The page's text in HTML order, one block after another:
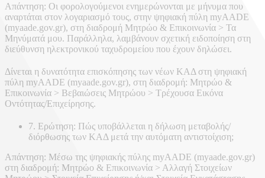
Απάντηση: Οι φορολογούμενοι ενημερώνονται με μήνυμα που
αναρτάται στον λογαριασμό τους, στην ψηφιακή πύλη myAADE
(myaade.gov.gr), στη διαδρομή Μητρώο & Επικοινωνία > Τα
Μηνύματά μου. Παράλληλα, λαμβάνουν σχετική ειδοποίηση στη
διεύθυνση ηλεκτρονικού ταχυδρομείου που έχουν δηλώσει.
Δίνεται η δυνατότητα επισκόπησης των νέων ΚΑΔ στη ψηφιακή
πύλη myAADE (myaade.gov.gr), στη διαδρομή: Μητρώο &
Επικοινωνία > Βεβαιώσεις Μητρώου > Τρέχουσα Εικόνα
Οντότητας/Επιχείρησης.
7. Ερώτηση: Πώς υποβάλλεται η δήλωση μεταβολής/
διόρθωσης των ΚΑΔ μετά την αυτόματη αντιστοίχιση;
Απάντηση: Μέσω της ψηφιακής πύλης myAADE (myaade.gov.gr)
στη διαδρομή: Μητρώο & Επικοινωνία > Αλλαγή Στοιχείων